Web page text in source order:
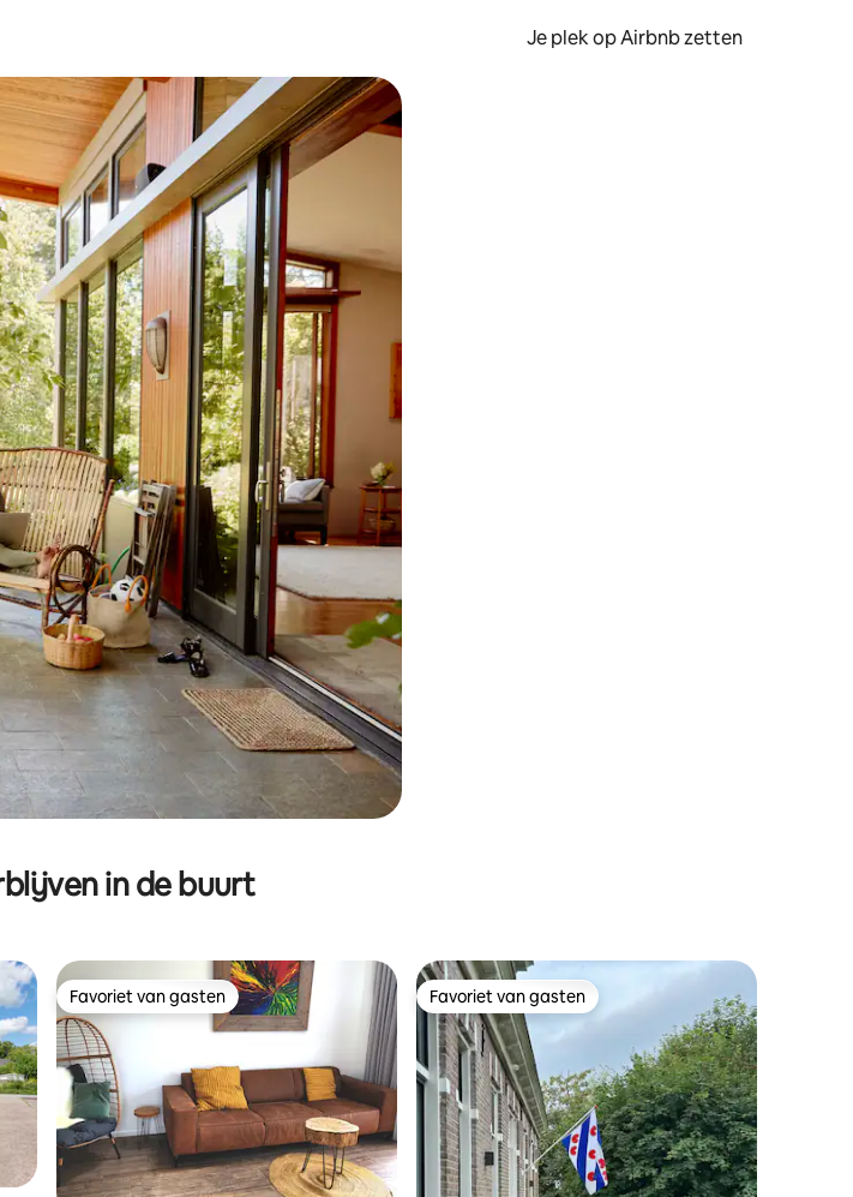
Je plek op Airbnb zetten
omhoog en omlaag, óf door te tikken of swipen.
in de buurt
Favoriet van gasten
Favoriet van gasten Favoriet van gasten
Favoriet van gasten